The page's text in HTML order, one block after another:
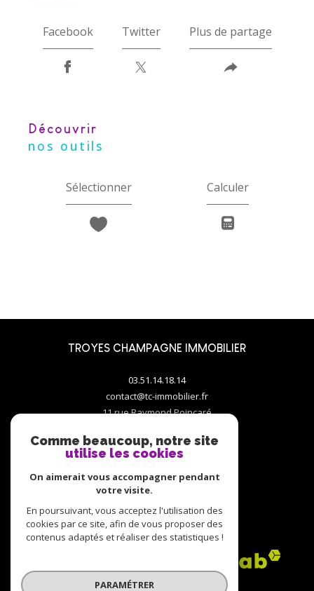
Facebook Twitter Plus de partage
découvrir
nos outils
Sélectionner Calculer
TROYES CHAMPAGNE IMMOBILIER
03.51.14.18.14
contact@tc-immobilier.fr
11 rue Raymond Poincaré
ADHÉRENTS
Comme beaucoup, notre site
utilise les cookies
On aimerait vous accompagner pendant
votre visite.
En poursuivant, vous acceptez l'utilisation des
cookies par ce site, afin de vous proposer des
contenus adaptés et réaliser des statistiques !
PARAMÉTRER